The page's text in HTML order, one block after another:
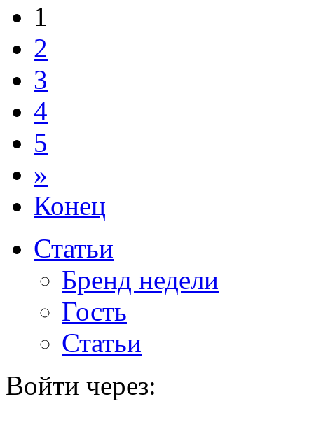
1
2
3
4
5
»
Конец
Статьи
Бренд недели
Гость
Статьи
Войти через: